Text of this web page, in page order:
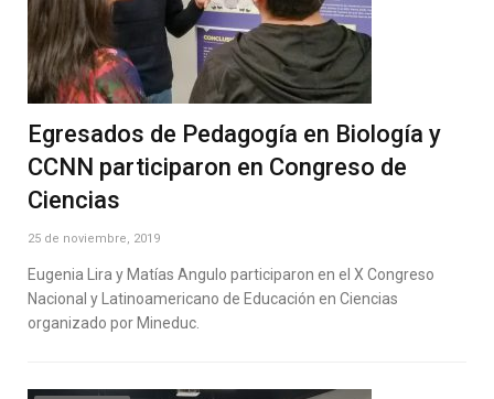
Egresados de Pedagogía en Biología y
CCNN participaron en Congreso de
Ciencias
25 de noviembre, 2019
Eugenia Lira y Matías Angulo participaron en el X Congreso
Nacional y Latinoamericano de Educación en Ciencias
organizado por Mineduc.